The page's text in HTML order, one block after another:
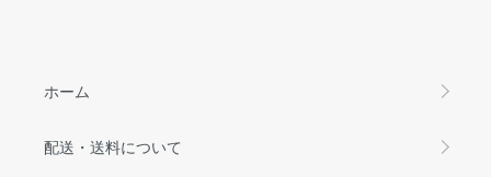
ホーム
配送・送料について